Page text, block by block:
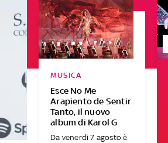
Esce No Me
Arapiento de Sentir
Tanto, il nuovo
album di Karol G
MUSICA
Da venerdì 7 agosto è